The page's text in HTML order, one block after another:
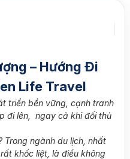
– Hướng Đi
Life Travel
triển bền vững, cạnh tranh
đi lên, ngay cả khi đối thủ
Trong ngành du lịch, nhất
khốc liệt, là điều không